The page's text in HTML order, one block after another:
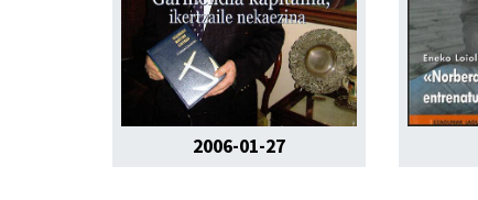
2006-01-27